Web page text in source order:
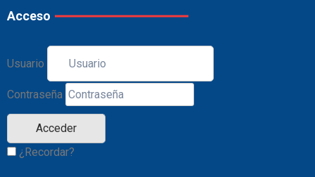
Acceso
Usuario
Contraseña
¿Recordar?